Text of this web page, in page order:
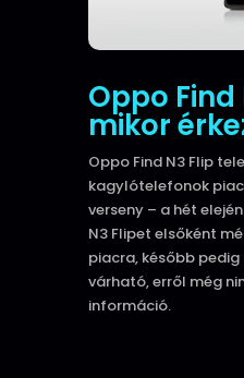
Oppo
mikor
Oppo Find N3 Flip
kagylótelefonok
verseny – a hét
N3 Flipet elsőként
piacra, később pedig
várható, erről még
információ.